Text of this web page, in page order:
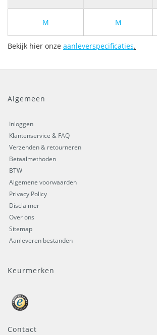
M M
Bekijk hier onze aanleverspecificaties.
Algemeen
Inloggen
Klantenservice & FAQ
Verzenden & retourneren
Betaalmethoden
BTW
Algemene voorwaarden
Privacy Policy
Disclaimer
Over ons
Sitemap
Aanleveren bestanden
Keurmerken
Contact